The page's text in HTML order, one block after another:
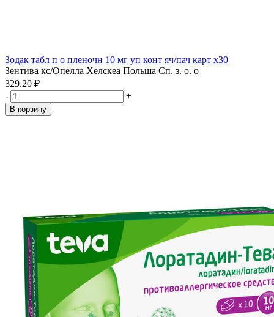
Зодак табл п о пленочн 10 мг уп конт яч/пач карт x30
Зентива кс/Опелла Хелскеа Польша Сп. з. о. о
329.20 ₽
-
+
В корзину